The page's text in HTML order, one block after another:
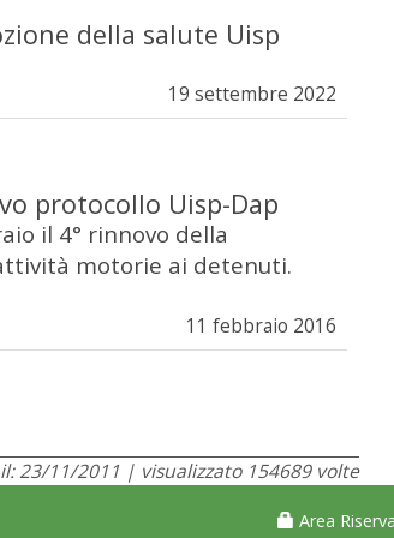
della salute Uisp
19 settembre 2022
protocollo Uisp-Dap
il 4° rinnovo della
motorie ai detenuti.
11 febbraio 2016
23/11/2011 | visualizzato 154689 volte
Area